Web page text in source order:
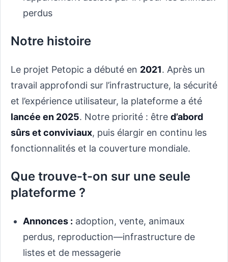
perdus
Notre histoire
Le projet Petopic a débuté en 2021. Après un
travail approfondi sur l’infrastructure, la sécurité
et l’expérience utilisateur, la plateforme a été
lancée en 2025. Notre priorité : être d’abord
sûrs et conviviaux, puis élargir en continu les
fonctionnalités et la couverture mondiale.
Que trouve-t-on sur une seule
plateforme ?
Annonces : adoption, vente, animaux
perdus, reproduction—infrastructure de
listes et de messagerie